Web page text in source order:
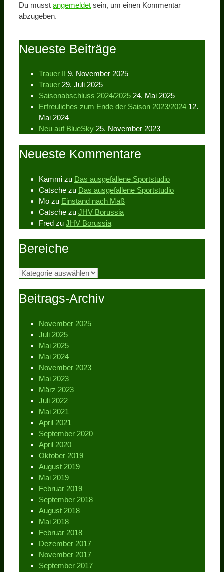
Du musst angemeldet sein, um einen Kommentar
abzugeben.
Neueste Beiträge
Trauer II 9. November 2025
Trauer 29. Juli 2025
Saisonabschluss 2024/2025 24. Mai 2025
Erfreuliches zum Ende der Saison 2023/2024 12.
Mai 2024
Neu auf BlueSky 25. November 2023
Neueste Kommentare
Kammi zu Das ausgefallene Sportstudio
Catsche zu Das ausgefallene Sportstudio
Mo zu Einstand nach Maß
Catsche zu JHV Borussia
Fred zu JHV Borussia
Bereiche
Bereiche
Beitrags-Archiv
November 2025
Juli 2025
Mai 2025
Mai 2024
November 2023
Mai 2023
März 2023
Juli 2022
Mai 2021
April 2021
September 2020
April 2020
Oktober 2019
August 2019
Mai 2019
Februar 2019
September 2018
August 2018
Mai 2018
Februar 2018
Dezember 2017
November 2017
September 2017